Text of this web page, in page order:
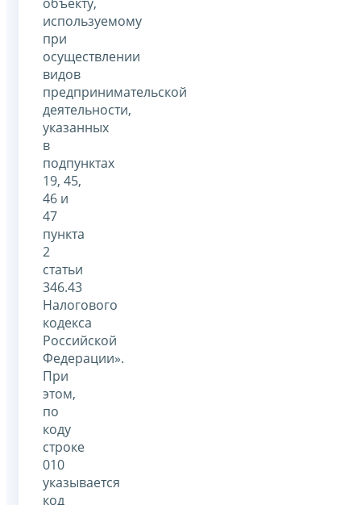
объекту,
используемому
при
осуществлении
видов
предпринимательской
деятельности,
указанных
в
подпунктах
19, 45,
46 и
47
пункта
2
статьи
346.43
Налогового
кодекса
Российской
Федерации».
При
этом,
по
коду
строке
010
указывается
код